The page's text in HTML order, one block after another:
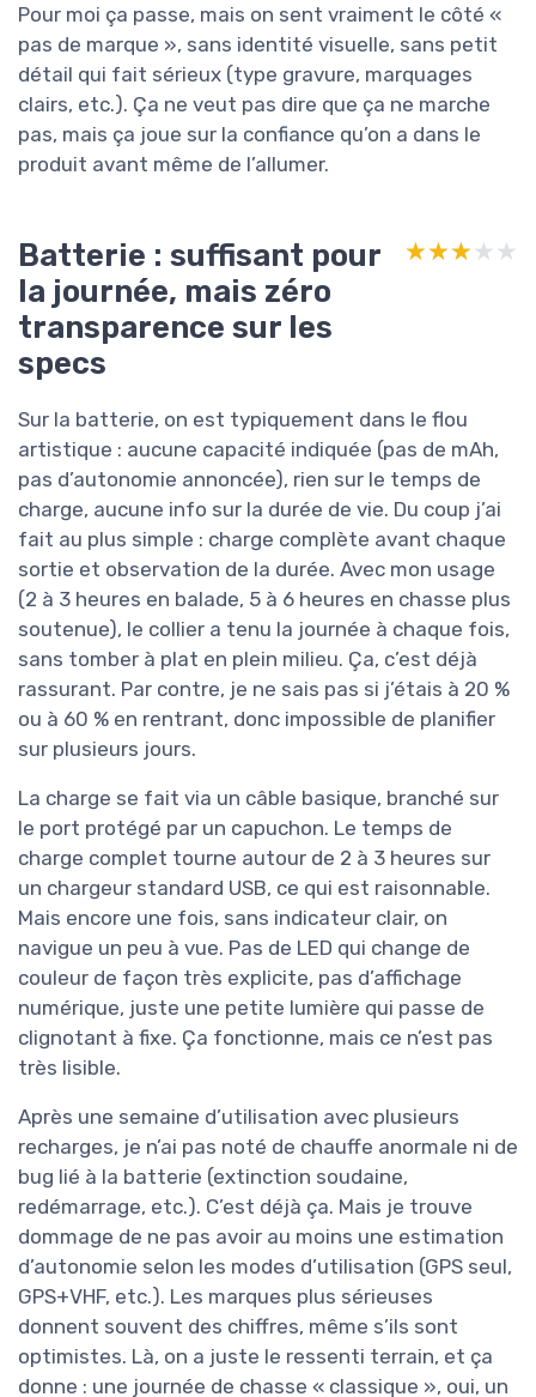
Pour moi ça passe, mais on sent vraiment le côté «
pas de marque », sans identité visuelle, sans petit
détail qui fait sérieux (type gravure, marquages
clairs, etc.). Ça ne veut pas dire que ça ne marche
pas, mais ça joue sur la confiance qu’on a dans le
produit avant même de l’allumer.
Batterie : suffisant pour
la journée, mais zéro
transparence sur les
specs
★★★★★
★★★★★
Sur la batterie, on est typiquement dans le flou
artistique : aucune capacité indiquée (pas de mAh,
pas d’autonomie annoncée), rien sur le temps de
charge, aucune info sur la durée de vie. Du coup j’ai
fait au plus simple : charge complète avant chaque
sortie et observation de la durée. Avec mon usage
(2 à 3 heures en balade, 5 à 6 heures en chasse plus
soutenue), le collier a tenu la journée à chaque fois,
sans tomber à plat en plein milieu. Ça, c’est déjà
rassurant. Par contre, je ne sais pas si j’étais à 20 %
ou à 60 % en rentrant, donc impossible de planifier
sur plusieurs jours.
La charge se fait via un câble basique, branché sur
le port protégé par un capuchon. Le temps de
charge complet tourne autour de 2 à 3 heures sur
un chargeur standard USB, ce qui est raisonnable.
Mais encore une fois, sans indicateur clair, on
navigue un peu à vue. Pas de LED qui change de
couleur de façon très explicite, pas d’affichage
numérique, juste une petite lumière qui passe de
clignotant à fixe. Ça fonctionne, mais ce n’est pas
très lisible.
Après une semaine d’utilisation avec plusieurs
recharges, je n’ai pas noté de chauffe anormale ni de
bug lié à la batterie (extinction soudaine,
redémarrage, etc.). C’est déjà ça. Mais je trouve
dommage de ne pas avoir au moins une estimation
d’autonomie selon les modes d’utilisation (GPS seul,
GPS+VHF, etc.). Les marques plus sérieuses
donnent souvent des chiffres, même s’ils sont
optimistes. Là, on a juste le ressenti terrain, et ça
donne : une journée de chasse « classique », oui, un